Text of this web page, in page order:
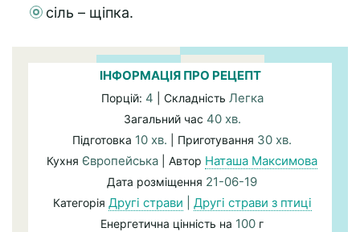
сіль – щіпка.
ІНФОРМАЦІЯ ПРО РЕЦЕПТ
Порцій: 4 | Складність Легка
Загальний час 40 хв.
Підготовка 10 хв. | Приготування 30 хв.
Кухня Європейська | Автор Наташа Максимова
Дата розміщення 21-06-19
Категорія Другі страви Другі страви з птиці
Енергетична цінність на 100 г